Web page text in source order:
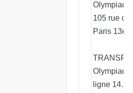
105 rue de
Paris 13e.
ligne 14.